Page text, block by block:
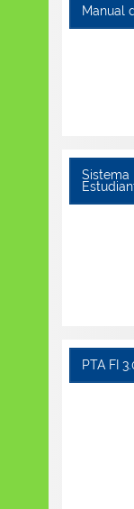
Manual
Sistema
PTA FI